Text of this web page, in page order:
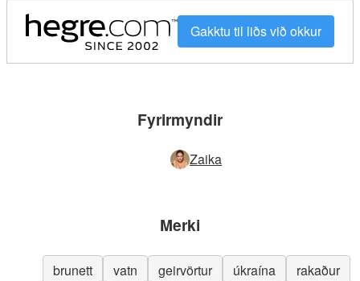
Gakktu til liðs við okkur
Fyrirmyndir
Zaika
Merki
brunett vatn geirvörtur úkraína
rakaður